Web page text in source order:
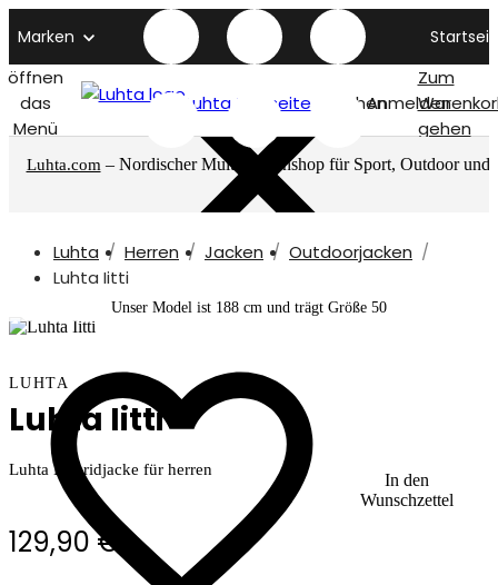
Marken
öffnen
das
Menü
Luhta titelseite SuchenAnmelden
Zum
gehen
Luhta.com – Nordischer Multimarkenshop für Sport, Outdoor und
Luhta Herren Jacken
Outdoorjacken
Luhta Iitti
In den
Wunschzettel
Unser Model ist 188 cm und trägt Größe 50
LUHTA
Luhta Iitti
Luhta Hybridjacke für herren
129,90 €